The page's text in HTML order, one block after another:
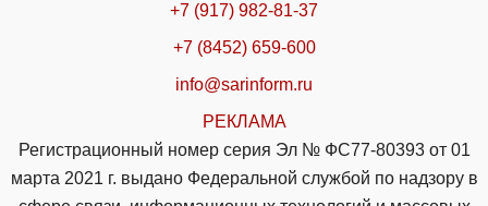
+7 (917) 982-81-37
+7 (8452) 659-600
info@sarinform.ru
РЕКЛАМА
Регистрационный номер серия Эл № ФС77-80393 от 01
марта 2021 г. выдано Федеральной службой по надзору в